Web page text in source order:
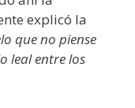
explicó la
que no piense
leal entre los